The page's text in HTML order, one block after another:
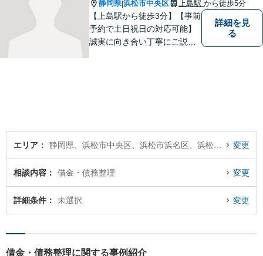
静岡県|浜松市中央区 上島駅 から徒歩5分
【上島駅から徒歩3分】【事前
予約で土日祝日の対応可能】
誠実に向き合い丁寧にご説明
詳細を見
る
エリア 変更
相談内容 借金・債務整理 変更
詳細条件 未選択 変更
借金・債務整理に関する事例紹介